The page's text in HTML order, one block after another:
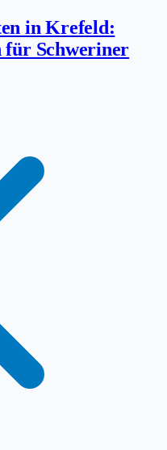
in Krefeld:
für Schweriner